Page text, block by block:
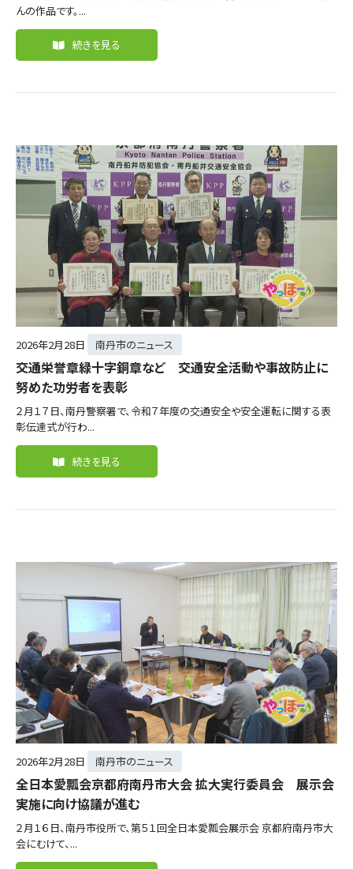
んの作品です。...
続きを見る
2026年2月28日 南丹市のニュース
交通栄誉章緑十字銅章など 交通安全活動や事故防止に
努めた功労者を表彰
２月１７日、南丹警察署で、令和７年度の交通安全や安全運転に関する表
彰伝達式が行わ...
続きを見る
2026年2月28日 南丹市のニュース
全日本愛瓢会京都府南丹市大会 拡大実行委員会 展示会
実施に向け協議が進む
２月１６日、南丹市役所で、第５１回全日本愛瓢会展示会 京都府南丹市大
会にむけて、...